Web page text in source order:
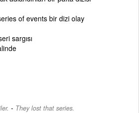
of events bir dizi olay
sargısı
- They lost that series.